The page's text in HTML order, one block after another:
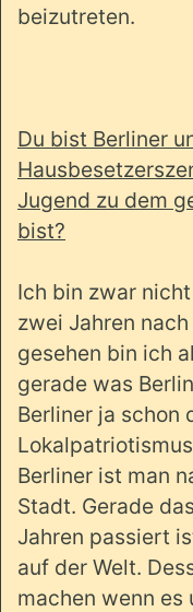
beizutreten.
Du bist Berliner
Jugend zu dem
bist?
Ich bin zwar
zwei Jahren
gesehen bin ich
gerade was
Berliner ja schon
Berliner ist man
Stadt. Gerade
Jahren passiert
auf der Welt.
machen wenn es